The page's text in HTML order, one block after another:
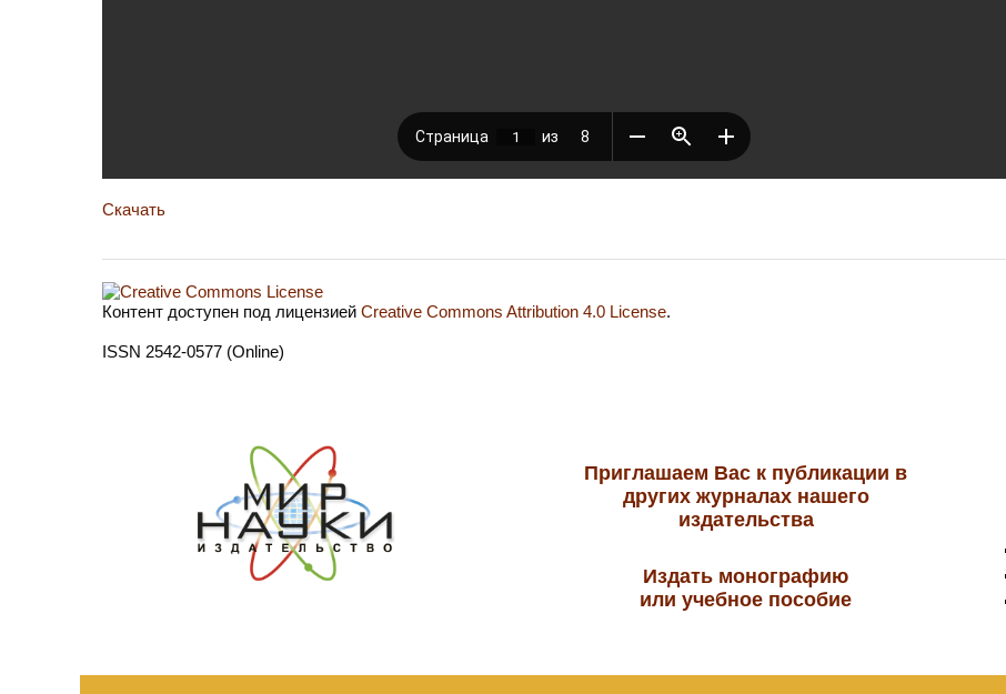
Скачать
Контент доступен под лицензией Creative Commons Attribution 4.0 License.
ISSN 2542-0577 (Online)
Приглашаем Вас к публикации в
других журналах нашего
издательства
Издать монографию
или учебное пособие